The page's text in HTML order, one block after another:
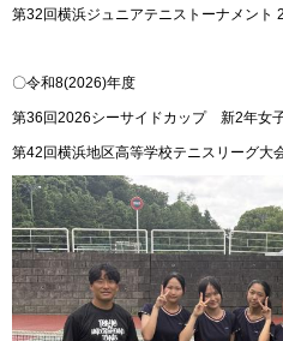
第32回横浜ジュニアテニストーナメン
〇令和8(2026)年度
第36回2026シーサイドカップ 新2年女
第42回横浜地区高等学校テニスリーグ大